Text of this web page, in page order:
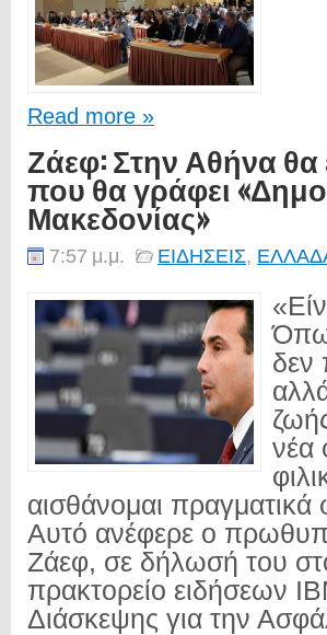
Read more »
Ζάεφ: Στην Αθήνα
που θα γράφει
Μακεδονίας»
7:57 μ.μ. ΕΙΔΗΣΕΙΣ,
δεν
νέα
αισθάνομαι πραγματικά
Αυτό ανέφερε ο
Ζάεφ, σε δήλωσή του
πρακτορείο ειδήσεων
Διάσκεψης για την